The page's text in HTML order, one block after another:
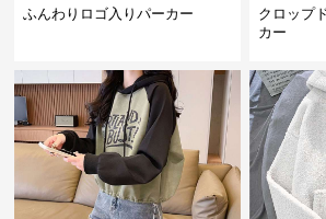
ふんわりロゴ入りパーカー
クロップ
カー